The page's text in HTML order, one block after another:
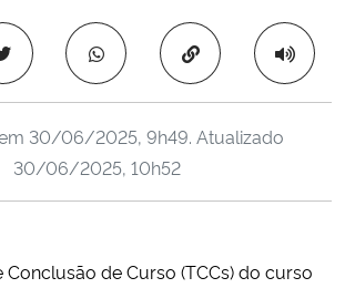
Inovações e Comunicações
Copiar para área
30/06/2025, 9h49. Atualizado
30/06/2025, 10h52
Conclusão de Curso (TCCs) do curso